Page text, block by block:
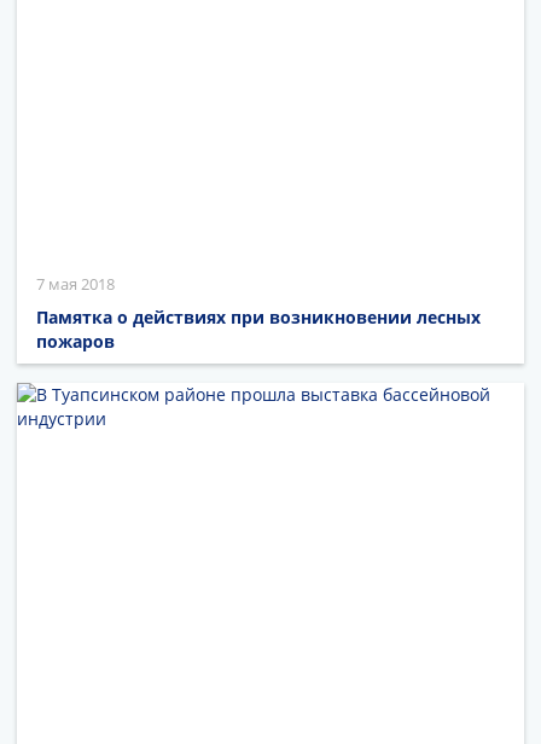
7 мая 2018
Памятка о действиях при возникновении лесных
пожаров